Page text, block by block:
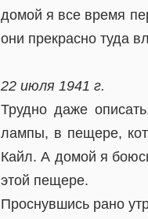
домой я все время
они прекрасно туда
22 июля 1941 г.
Трудно даже
лампы, в пещере,
Кайл. А домой я
этой пещере.
Проснувшись рано